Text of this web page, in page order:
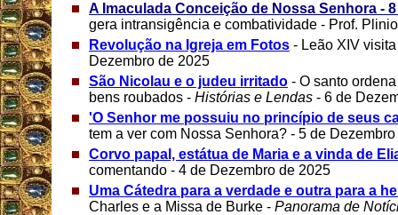
A Imaculada Conceição de Nossa Senhora -
gera intransigência e combatividade - Prof.
Revolução na Igreja em Fotos - Leão XIV
Dezembro de 2025
São Nicolau e o judeu irritado - O santo
bens roubados - Histórias e Lendas - 6 de
'O Senhor me possuiu no princípio de seus
tem a ver com Nossa Senhora? - 5 de
Corvo papal, estátua de Maria e a vinda de
comentando - 4 de Dezembro de 2025
Uma Cátedra para a verdade e outra para a
Charles e a Missa de Burke - Panorama de